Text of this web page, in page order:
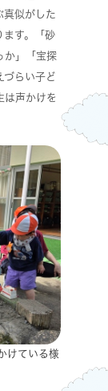
真似がした
ます。「砂
か」「宝探
づらい子ど
は声かけを
けている様